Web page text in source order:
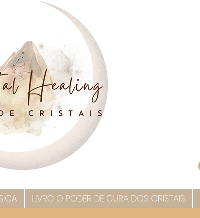
LIVRO O PODER DE CURA DOS CRISTAIS